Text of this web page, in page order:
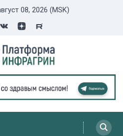
08, 2026 (MSK)